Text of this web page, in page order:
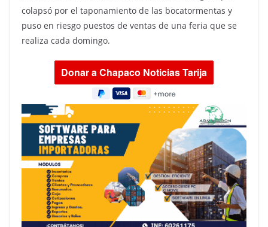
colapsó por el taponamiento de las bocatormentas y
puso en riesgo puestos de ventas de una feria que se
realiza cada domingo.